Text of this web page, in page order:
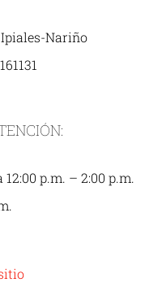
Ipiales-Nariño
p.m. – 2:00 p.m.